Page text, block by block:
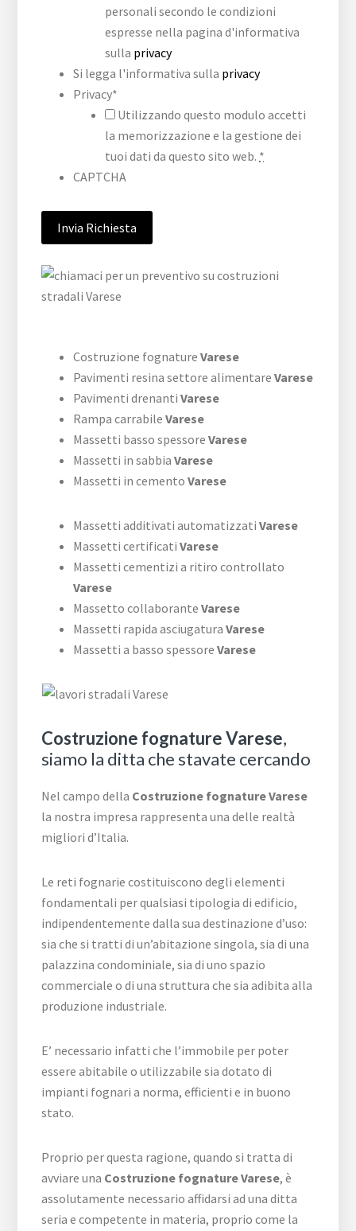
personali secondo le condizioni
espresse nella pagina d'informativa
sulla privacy
Si legga l'informativa sulla privacy
Privacy*
Utilizzando questo modulo accetti
la memorizzazione e la gestione dei
tuoi dati da questo sito web. *
CAPTCHA
Costruzione fognature Varese
Pavimenti resina settore alimentare Varese
Pavimenti drenanti Varese
Rampa carrabile Varese
Massetti basso spessore Varese
Massetti in sabbia Varese
Massetti in cemento Varese
Massetti additivati automatizzati Varese
Massetti certificati Varese
Massetti cementizi a ritiro controllato
Varese
Massetto collaborante Varese
Massetti rapida asciugatura Varese
Massetti a basso spessore Varese
Costruzione fognature Varese,
siamo la ditta che stavate cercando
Nel campo della Costruzione fognature Varese
la nostra impresa rappresenta una delle realtà
migliori d’Italia.
Le reti fognarie costituiscono degli elementi
fondamentali per qualsiasi tipologia di edificio,
indipendentemente dalla sua destinazione d’uso:
sia che si tratti di un’abitazione singola, sia di una
palazzina condominiale, sia di uno spazio
commerciale o di una struttura che sia adibita alla
produzione industriale.
E’ necessario infatti che l’immobile per poter
essere abitabile o utilizzabile sia dotato di
impianti fognari a norma, efficienti e in buono
stato.
Proprio per questa ragione, quando si tratta di
avviare una Costruzione fognature Varese, è
assolutamente necessario affidarsi ad una ditta
seria e competente in materia, proprio come la